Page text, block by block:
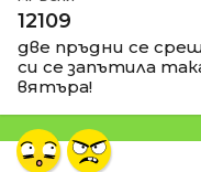
12109
две пръдни се
си се запътила
вятъра!